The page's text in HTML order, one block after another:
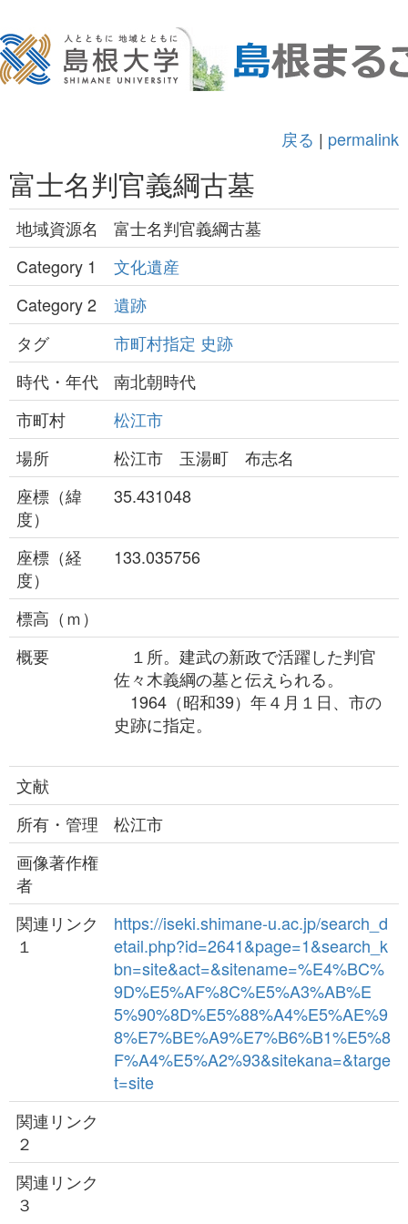
戻る | permalink
富士名判官義綱古墓
地域資源名
富士名判官義綱古墓
Category 1
文化遺産
Category 2
遺跡
タグ
市町村指定 史跡
時代・年代
南北朝時代
市町村
松江市
場所
松江市 玉湯町 布志名
座標（緯
度）
35.431048
座標（経
度）
133.035756
標高（ｍ）
概要
１所。建武の新政で活躍した判官
佐々木義綱の墓と伝えられる。
1964（昭和39）年４月１日、市の
史跡に指定。
文献
所有・管理
松江市
画像著作権
者
関連リンク
１
https://iseki.shimane-u.ac.jp/search_d
etail.php?id=2641&page=1&search_k
bn=site&act=&sitename=%E4%BC%
9D%E5%AF%8C%E5%A3%AB%E
5%90%8D%E5%88%A4%E5%AE%9
8%E7%BE%A9%E7%B6%B1%E5%8
F%A4%E5%A2%93&sitekana=&targe
t=site
関連リンク
２
関連リンク
３